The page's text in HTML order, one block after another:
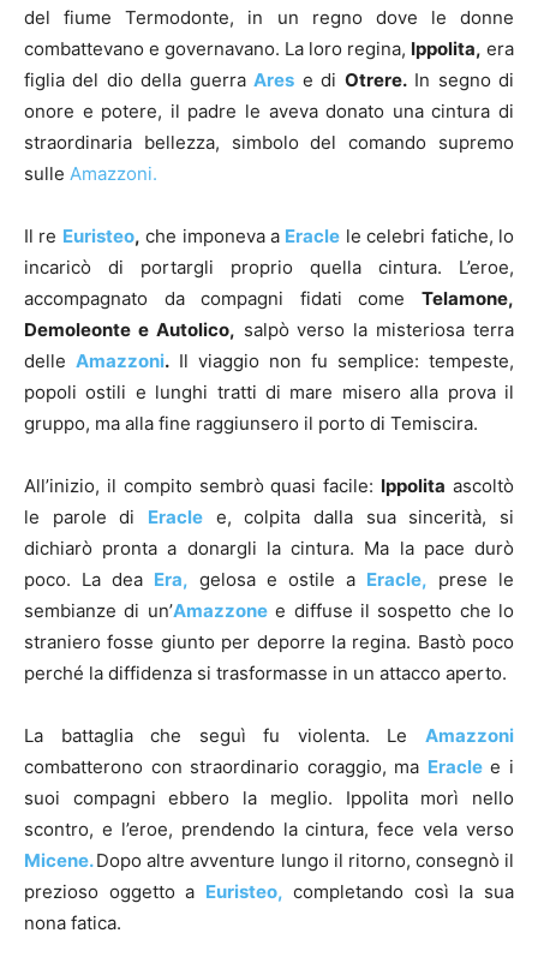
del fiume Termodonte, in un regno dove le donne
combattevano e governavano. La loro regina, Ippolita, era
figlia del dio della guerra Ares e di Otrere.In segno di
onore e potere, il padre le aveva donato una cintura di
straordinaria bellezza, simbolo del comando supremo
sulle Amazzoni.
Il re Euristeo, che imponeva a Eracle le celebri fatiche, lo
incaricò di portargli proprio quella cintura. L’eroe,
accompagnato da compagni fidati come Telamone,
Demoleonte e Autolico, salpò verso la misteriosa terra
delle Amazzoni. Il viaggio non fu semplice: tempeste,
popoli ostili e lunghi tratti di mare misero alla prova il
gruppo, ma alla fine raggiunsero il porto di Temiscira.
All’inizio, il compito sembrò quasi facile: Ippolita ascoltò
le parole di Eracle e, colpita dalla sua sincerità, si
dichiarò pronta a donargli la cintura. Ma la pace durò
poco. La dea Era, gelosa e ostile a Eracle, prese le
sembianze di un’Amazzonee diffuse il sospetto che lo
straniero fosse giunto per deporre la regina. Bastò poco
perché la diffidenza si trasformasse in un attacco aperto.
La battaglia che seguì fu violenta. Le Amazzoni
combatterono con straordinario coraggio, ma Eracle e i
suoi compagni ebbero la meglio. Ippolita morì nello
scontro, e l’eroe, prendendo la cintura, fece vela verso
Micene.Dopo altre avventure lungo il ritorno, consegnò il
prezioso oggetto a Euristeo, completando così la sua
nona fatica.